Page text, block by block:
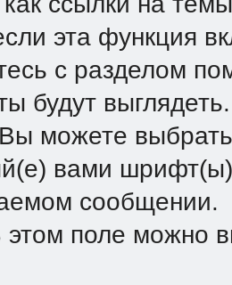
эта функция
с разделом
будут выглядеть.
можете выбрать
вами шрифт(ы)
сообщении.
поле можно